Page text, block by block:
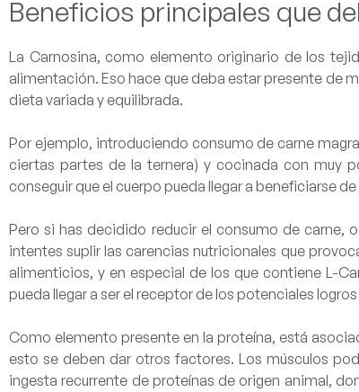
Beneficios principales que
La Carnosina, como elemento originario de los
alimentación. Eso hace que deba estar presente de
dieta variada y equilibrada.
Por ejemplo, introduciendo consumo de carne
ciertas partes de la ternera) y cocinada con muy
conseguir que el cuerpo pueda llegar a beneficiarse
Pero si has decidido reducir el consumo de carne,
intentes suplir las carencias nutricionales que
alimenticios, y en especial de los que contiene L-
pueda llegar a ser el receptor de los potenciales
Como elemento presente en la proteína, está
estose deben dar otros factores. Los músculos
ingesta recurrente de proteínas de origen animal,